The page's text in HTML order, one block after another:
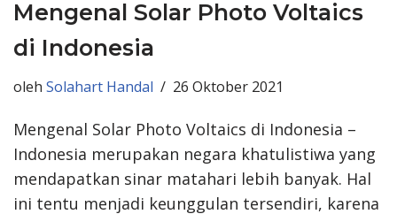
Mengenal Solar Photo Voltaics
di Indonesia
oleh Solahart Handal 26 Oktober 2021
Mengenal Solar Photo Voltaics di Indonesia –
Indonesia merupakan negara khatulistiwa yang
mendapatkan sinar matahari lebih banyak. Hal
ini tentu menjadi keunggulan tersendiri, karena